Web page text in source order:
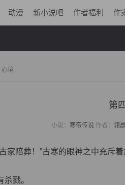
动漫 新小说吧 作者福利 作
心境
第
小说： 寒帝传说作者： 翎
陪葬！”古寒的眼神之中充斥
戮。